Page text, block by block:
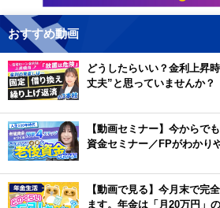
おすすめ動画
どうしたらいい？金利上昇
丈夫”と思っていませんか？
【動画セミナー】今からで
資金セミナー／FPがわかり
【動画で見る】今月末で完
ます。年金は「月20万円」